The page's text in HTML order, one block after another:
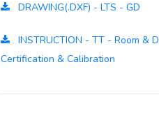
DRAWING(.DXF) - LTS - GD
INSTRUCTION - TT - Room &
Certification & Calibration